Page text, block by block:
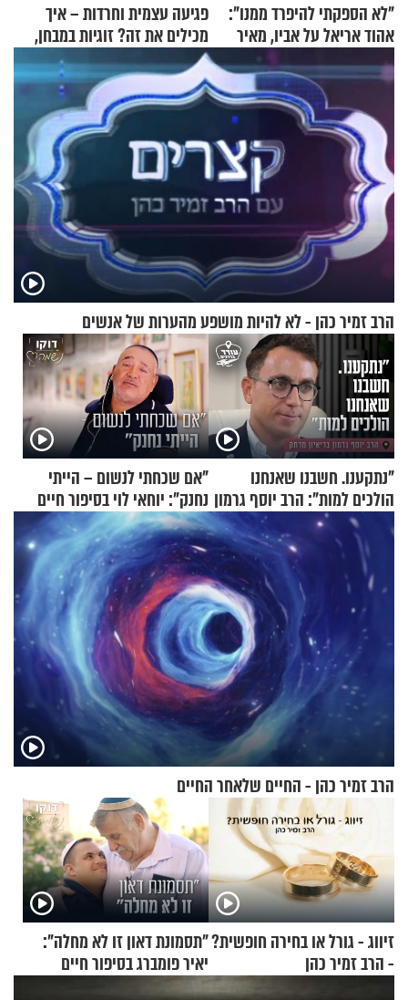
"לא הספקתי להיפרד ממנו":
אהוד אריאל על אביו, מאיר
אריאל ז"ל
פגיעה עצמית וחרדות – איך
מכילים את זה? זוגיות במבחן,
הפעם עם יהודית ואלתר כהן
הרב זמיר כהן - לא להיות מושפע מהערות של אנשים
"נתקענו. חשבנו שאנחנו
הולכים למות": הרב יוסף גרמון
בריאיון מרתק
"אם שכחתי לנשום – הייתי
נחנק": יוחאי לוי בסיפור חיים
מעורר השראה
הרב זמיר כהן - החיים שלאחר החיים
זיווג - גורל או בחירה חופשית?
- הרב זמיר כהן
"תסמונת דאון זו לא מחלה":
יאיר פומברג בסיפור חיים
מעורר השראה